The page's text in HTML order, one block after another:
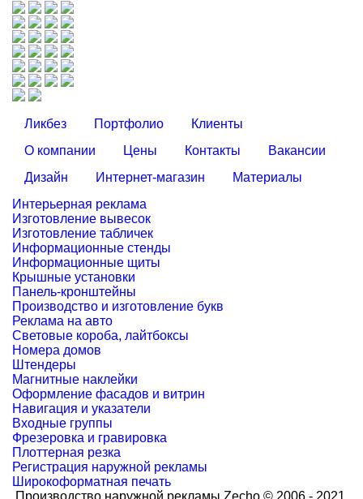
Ликбез Портфолио
Клиенты
О компании
Цены Контакты
Вакансии
Дизайн
Интернет-магазин
Материалы
Интерьерная реклама
Изготовление вывесок
Изготовление табличек
Информационные стенды
Информационные щиты
Крышные установки
Панель-кронштейны
Производство и изготовление букв
Реклама на авто
Световые короба, лайтбоксы
Номера домов
Штендеры
Магнитные наклейки
Оформление фасадов и витрин
Навигация и указатели
Входные группы
Фрезеровка и гравировка
Плоттерная резка
Регистрация наружной рекламы
Широкоформатная печать